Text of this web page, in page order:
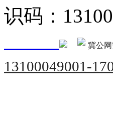
识码：
冀公网
13100049001-